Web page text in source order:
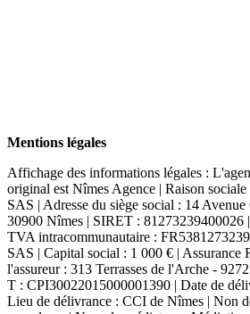
Mentions légales
Affichage des informations légales :
original est Nîmes Agence | Raison
SAS | Adresse du siège social : 14
30900 Nîmes | SIRET : 81273239400026
TVA intracommunautaire :
SAS | Capital social : 1 000 € | Assurance
l'assureur : 313 Terrasses de l'Arche -
T : CPI30022015000001390 | Date de
Lieu de délivrance : CCI de Nîmes | Non